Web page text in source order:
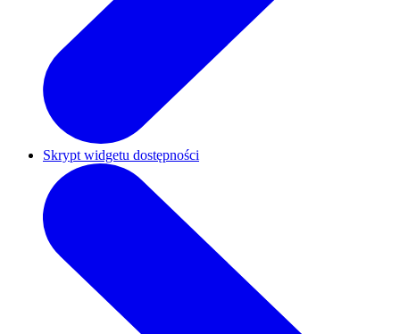
Skrypt widgetu dostępności